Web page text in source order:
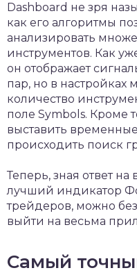
Dashboard не зря
как его алгоритмы
анализировать
инструментов. Как
он отображает
пар, но в настройках
количество
поле Symbols. Кроме
выставить
происходить поиск
Теперь, зная ответ
лучший индикатор
трейдеров, можно
выйти на весьма
Самый